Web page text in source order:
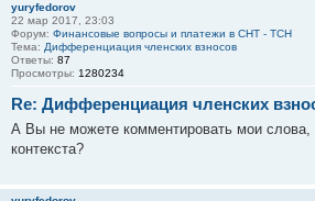
yuryfedorov
22 мар 2017, 23:03
Форум: Финансовые вопросы и платежи в СНТ - ТСН
Тема: Дифференциация членских взносов
Ответы: 87
Просмотры: 1280234
Re: Дифференциация членских
А Вы не можете комментировать мои
контекста?